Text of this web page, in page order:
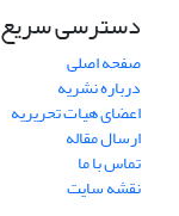
دسترسی سریع
صفحه اصلی
درباره نشریه
اعضای هیات تحریریه
ارسال مقاله
تماس با ما
نقشه سایت